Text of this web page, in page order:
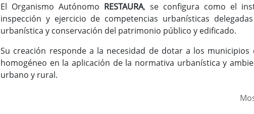
El Organismo Autónomo RESTAURA, se configura como el
inspección y ejercicio de competencias urbanísticas
urbanística y conservación del patrimonio público y edificado.
Su creación responde a la necesidad de dotar a los
homogéneo en la aplicación de la normativa urbanística y
urbano y rural.